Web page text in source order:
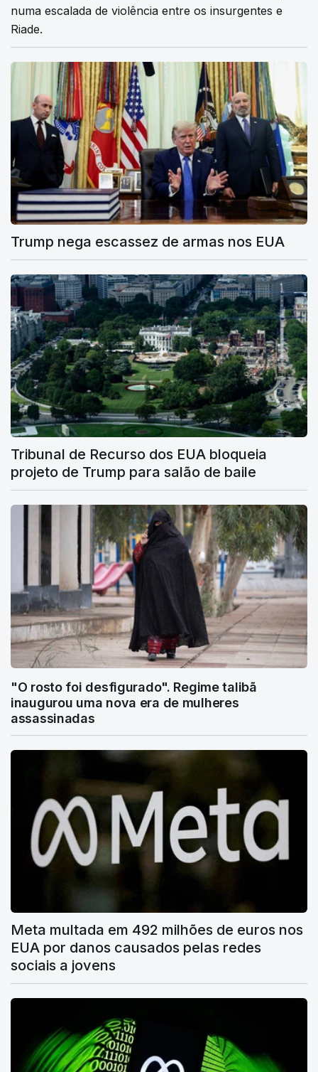
numa escalada de violência entre os insurgentes e
Riade.
Trump nega escassez de armas nos EUA
Tribunal de Recurso dos EUA bloqueia
projeto de Trump para salão de baile
"O rosto foi desfigurado". Regime talibã
inaugurou uma nova era de mulheres
assassinadas
Meta multada em 492 milhões de euros nos
EUA por danos causados pelas redes
sociais a jovens